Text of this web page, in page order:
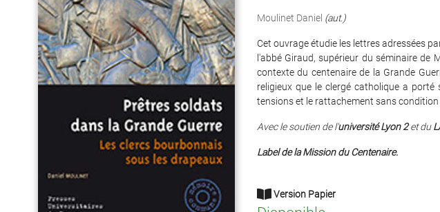
Moulinet Daniel (aut.)
Cet ouvrage étudie les lettres adressées
l'abbé Giraud, supérieur du séminaire de
contexte du centenaire de la Grande
religieux que le clergé catholique a
tensions et le rattachement sans condition
Avec le soutien de l'université Lyon 2et du
Label de la Mission du Centenaire.
Version Papier